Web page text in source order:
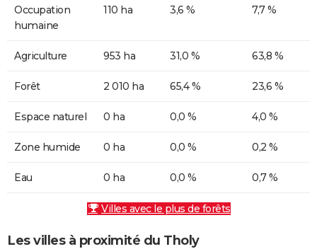
Occupation
humaine
110 ha 3,6 % 7,7 %
Agriculture 953 ha 31,0 % 63,8 %
Forêt 2 010 ha 65,4 % 23,6 %
Espace naturel 0 ha 0,0 % 4,0 %
Zone humide 0 ha 0,0 % 0,2 %
Eau 0 ha 0,0 % 0,7 %
Villes avec le plus de forêts
Les villes à proximité du Tholy